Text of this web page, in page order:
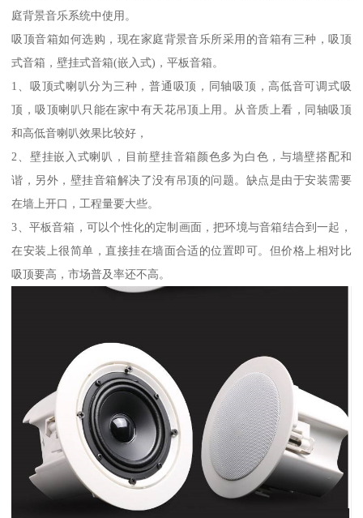
庭背景音乐系统中使用。
吸顶音箱如何选购，现在家庭背景音乐所采用的音箱有三种，吸顶
式音箱，壁挂式音箱(嵌入式)，平板音箱。
1、吸顶式喇叭分为三种，普通吸顶，同轴吸顶，高低音可调式吸
顶，吸顶喇叭只能在家中有天花吊顶上用。从音质上看，同轴吸顶
和高低音喇叭效果比较好，
2、壁挂嵌入式喇叭，目前壁挂音箱颜色多为白色，与墙壁搭配和
谐，另外，壁挂音箱解决了没有吊顶的问题。缺点是由于安装需要
在墙上开口，工程量要大些。
3、平板音箱，可以个性化的定制画面，把环境与音箱结合到一起，
在安装上很简单，直接挂在墙面合适的位置即可。但价格上相对比
吸顶要高，市场普及率还不高。